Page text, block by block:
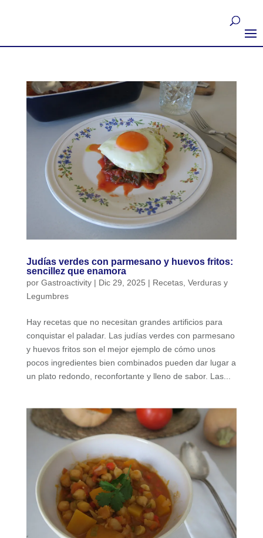
Judías verdes con parmesano y huevos fritos:
sencillez que enamora
por Gastroactivity| Dic 29, 2025 | Recetas, Verduras y
Legumbres
Hay recetas que no necesitan grandes artificios para
conquistar el paladar. Las judías verdes con parmesano
y huevos fritos son el mejor ejemplo de cómo unos
pocos ingredientes bien combinados pueden dar lugar a
un plato redondo, reconfortante y lleno de sabor. Las...